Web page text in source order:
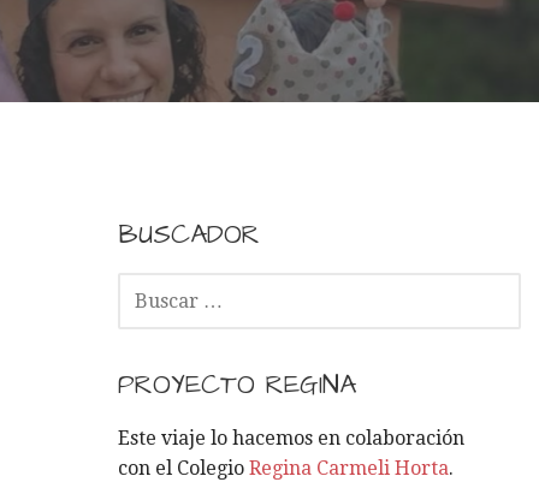
BUSCADOR
C
R
:
PROYECTO REGINA
Este viaje lo hacemos en colaboración
con el ColegioRegina Carmeli Horta.